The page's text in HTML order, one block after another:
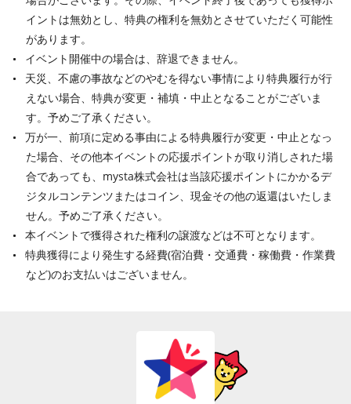
イントは無効とし、特典の権利を無効とさせていただく可能性
があります。
イベント開催中の場合は、辞退できません。
天災、不慮の事故などのやむを得ない事情により特典履行が行
えない場合、特典が変更・補填・中止となることがございま
す。予めご了承ください。
万が一、前項に定める事由による特典履行が変更・中止となっ
た場合、その他本イベントの応援ポイントが取り消しされた場
合であっても、mysta株式会社は当該応援ポイントにかかるデ
ジタルコンテンツまたはコイン、現金その他の返還はいたしま
せん。予めご了承ください。
本イベントで獲得された権利の譲渡などは不可となります。
特典獲得により発生する経費(宿泊費・交通費・稼働費・作業費
など)のお支払いはございません。